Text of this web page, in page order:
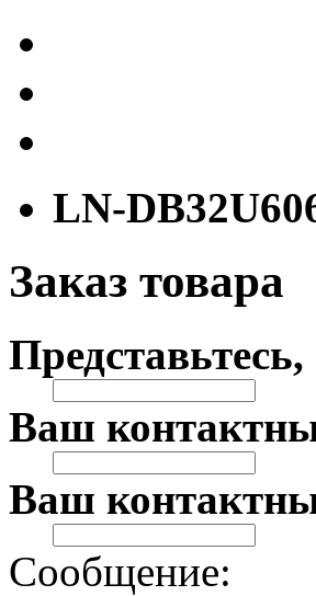
LN-
Заказ товара
Ваш
Ваш
Сообщение: